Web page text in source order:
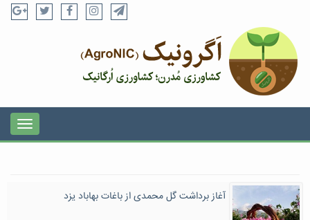
آغاز برداشت گل محمدی از باغات بهاباد یزد